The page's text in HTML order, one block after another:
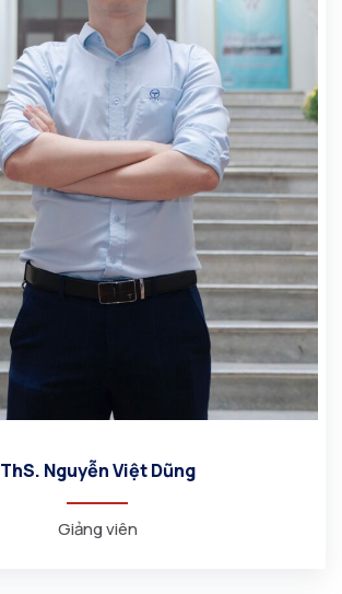
ThS. Nguyễn Việt Dũng
Giảng viên